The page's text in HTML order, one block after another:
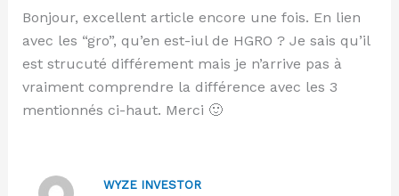
Bonjour, excellent article encore une fois. En lien
avec les “gro”, qu’en est-iul de HGRO ? Je sais qu’il
est strucuté différement mais je n’arrive pas à
vraiment comprendre la différence avec les 3
mentionnés ci-haut. Merci 🙂
WYZE INVESTOR